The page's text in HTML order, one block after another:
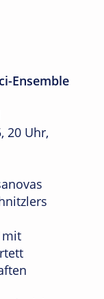
Ensemble
20 Uhr,
mit